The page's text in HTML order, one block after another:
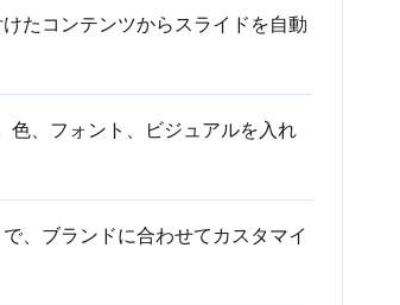
たコンテンツからスライドを自動
、フォント、ビジュアルを入れ
、ブランドに合わせてカスタマイ